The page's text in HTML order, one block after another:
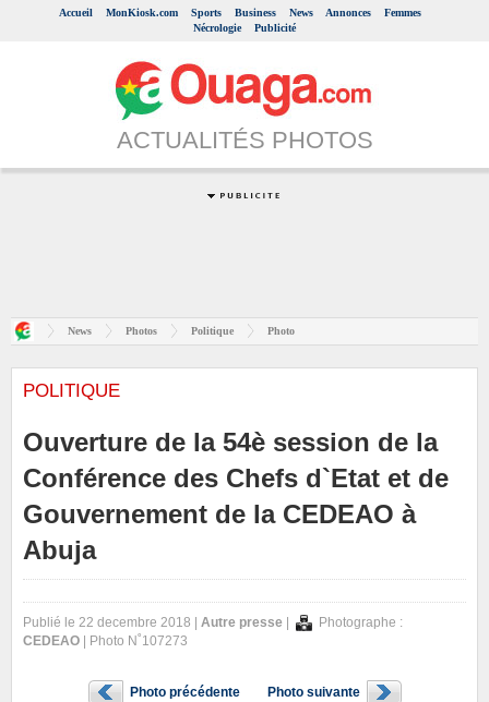
Accueil MonKiosk.com Sports Business News Annonces
Femmes
Nécrologie
Publicité
ACTUALITÉS PHOTOS
News Photos Politique Photo
POLITIQUE
Ouverture de la 54è session de la
Conférence des Chefs d`Etat et de
Gouvernement de la CEDEAO à
Abuja
Publié le 22 decembre 2018 | Autre presse
Photographe :
CEDEAO | Photo N˚107273
Photo précédente Photo suivante